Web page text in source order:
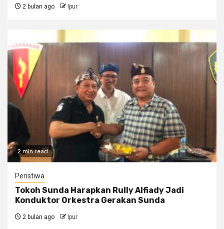
2 bulan ago Ipur
2 min read
Peristiwa
Tokoh Sunda Harapkan Rully Alfiady Jadi
Konduktor Orkestra Gerakan Sunda
2 bulan ago Ipur